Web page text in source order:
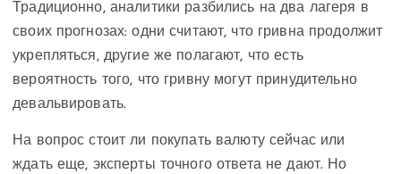
Традиционно, аналитики разбились на два лагеря в
своих прогнозах: одни считают, что гривна продолжит
укрепляться, другие же полагают, что есть
вероятность того, что гривну могут принудительно
девальвировать.
На вопрос стоит ли покупать валюту сейчас или
ждать еще, эксперты точного ответа не дают. Но